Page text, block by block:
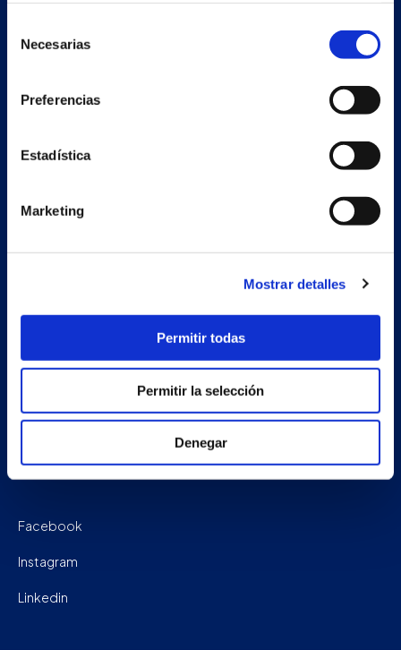
Necesarias
Preferencias
Estadística
Marketing
Mostrar detalles
Permitir todas
Permitir la selección
Denegar
Estrada Porto Cabeiro, 68
Pontevedra - España
Work with us
Facebook
Instagram
Linkedin